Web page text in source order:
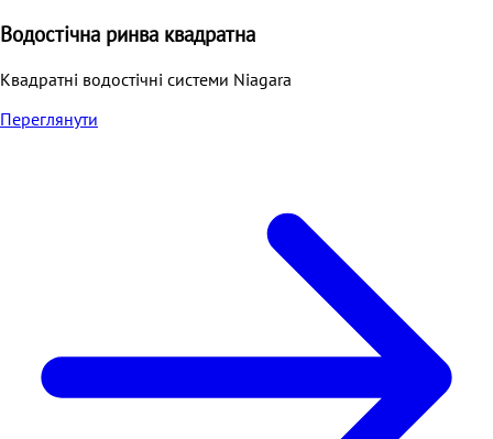
Водостічна ринва квадратна
Квадратні водостічні системи Niagara
Переглянути